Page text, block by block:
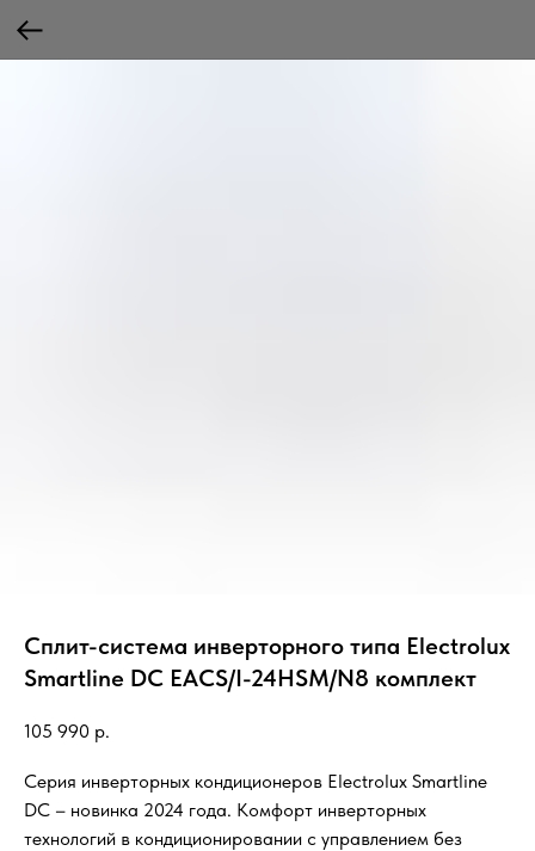
Сплит-система инверторного типа Electrolux
Smartline DC EACS/I-24HSM/N8 комплект
105 990 р.
Серия инверторных кондиционеров Electrolux Smartline
DC – новинка 2024 года. Комфорт инверторных
технологий в кондиционировании с управлением без